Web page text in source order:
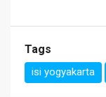
Tags
isi yogyakarta